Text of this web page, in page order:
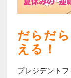
だらだ
える！
プレジデント